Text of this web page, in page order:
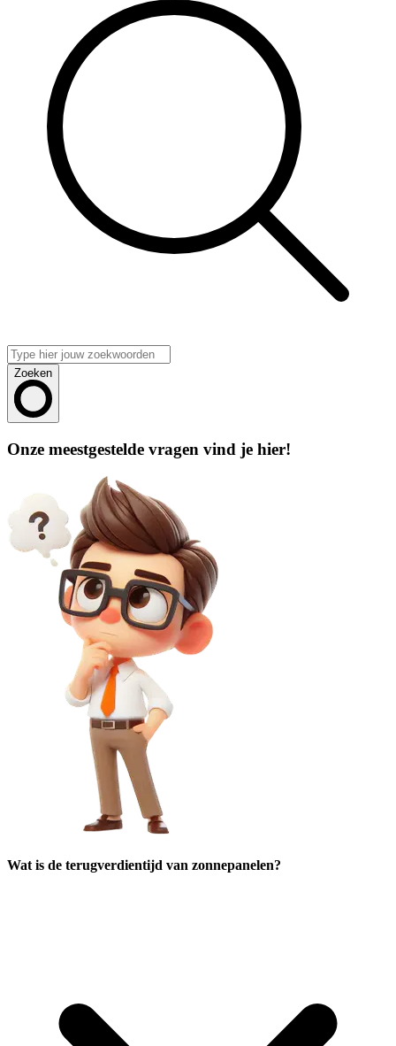
Zoeken
Onze meestgestelde vragen vind je hier!
Wat is de terugverdientijd van zonnepanelen?